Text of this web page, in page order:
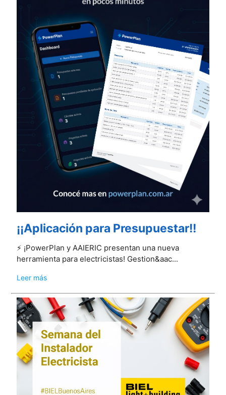
¡¡Aplicación para Presupuestar!!
⚡️ ¡PowerPlan y AAIERIC presentan una nueva
herramienta para electricistas! Gestion&aac...
Leer más